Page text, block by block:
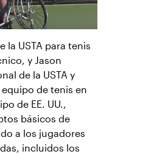
la USTA para tenis
y Jason
de la USTA y
de tenis en
de EE. UU.,
básicos de
a los jugadores
incluidos los